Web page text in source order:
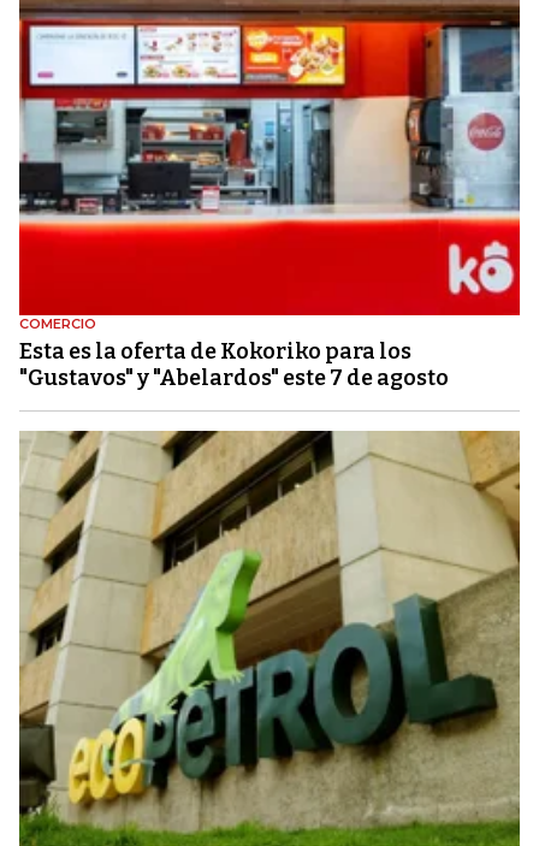
COMERCIO
Esta es la oferta de Kokoriko para los
"Gustavos" y "Abelardos" este 7 de agosto